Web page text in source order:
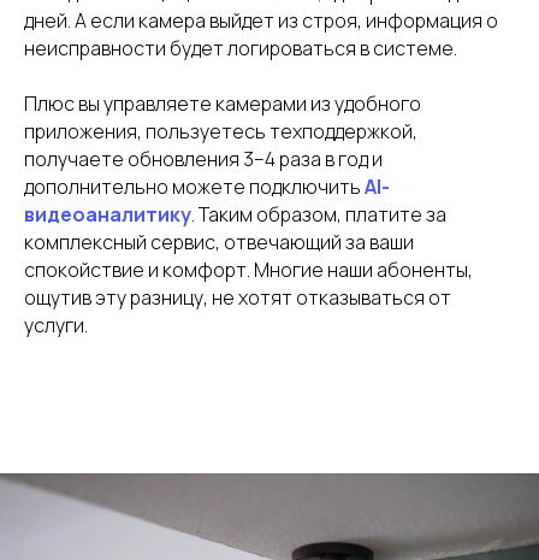
дней. А если камера выйдет из строя, информация о
неисправности будет логироваться в системе.
Плюс вы управляете камерами из удобного
приложения, пользуетесь техподдержкой,
получаете обновления 3–4 раза в год и
дополнительно можете подключитьAI-
видеоаналитику. Таким образом, платите за
комплексный сервис, отвечающий за ваши
спокойствие и комфорт. Многие наши абоненты,
ощутив эту разницу, не хотят отказываться от
услуги.